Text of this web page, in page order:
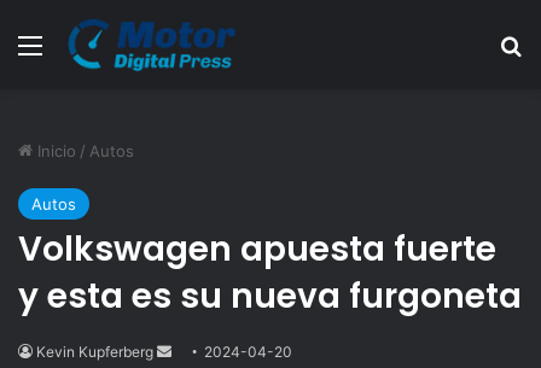
Menú
Inicio / Autos
Autos
Volkswagen apuesta fuerte
y esta es su nueva furgoneta
Kevin Kupferberg
Send2024-04-20